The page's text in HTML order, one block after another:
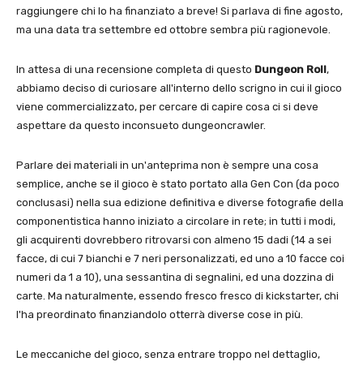
raggiungere chi lo ha finanziato a breve! Si parlava di fine agosto,
ma una data tra settembre ed ottobre sembra più ragionevole.
In attesa di una recensione completa di questo Dungeon Roll,
abbiamo deciso di curiosare all'interno dello scrigno in cui il gioco
viene commercializzato, per cercare di capire cosa ci si deve
aspettare da questo inconsueto dungeoncrawler.
Parlare dei materiali in un'anteprima non è sempre una cosa
semplice, anche se il gioco è stato portato alla Gen Con (da poco
conclusasi) nella sua edizione definitiva e diverse fotografie della
componentistica hanno iniziato a circolare in rete; in tutti i modi,
gli acquirenti dovrebbero ritrovarsi con almeno 15 dadi (14 a sei
facce, di cui 7 bianchi e 7 neri personalizzati, ed uno a 10 facce coi
numeri da 1 a 10), una sessantina di segnalini, ed una dozzina di
carte. Ma naturalmente, essendo fresco fresco di kickstarter, chi
l'ha preordinato finanziandolo otterrà diverse cose in più.
Le meccaniche del gioco, senza entrare troppo nel dettaglio,